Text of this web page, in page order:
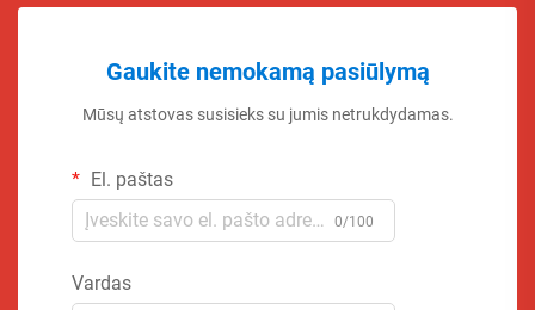
Gaukite nemokamą pasiūlymą
Mūsų atstovas susisieks su jumis netrukdydamas.
El. paštas
0/100
Vardas